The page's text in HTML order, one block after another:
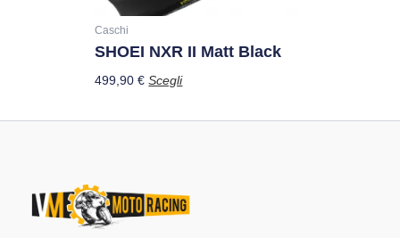
Caschi
SHOEI NXR II Matt Black
499,90€ Scegli
scelte
pagina
del